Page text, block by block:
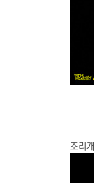
조리